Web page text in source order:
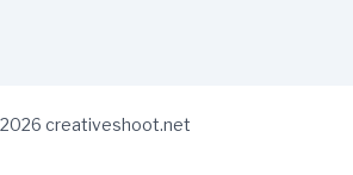
creativeshoot.net